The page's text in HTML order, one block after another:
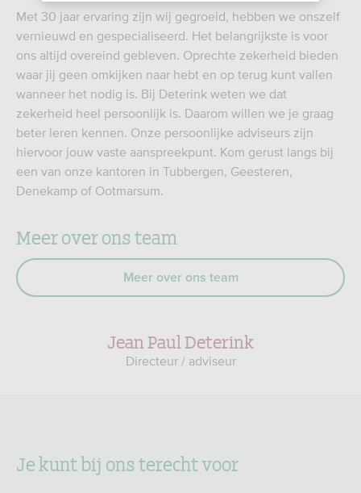
Met 30 jaar ervaring zijn wij gegroeid, hebben we onszelf
vernieuwd en gespecialiseerd. Het belangrijkste is voor
ons altijd overeind gebleven. Oprechte zekerheid bieden
waar jij geen omkijken naar hebt en op terug kunt vallen
wanneer het nodig is. Bij Deterink weten we dat
zekerheid heel persoonlijk is. Daarom willen we je graag
beter leren kennen. Onze persoonlijke adviseurs zijn
hiervoor jouw vaste aanspreekpunt. Kom gerust langs bij
een van onze kantoren in Tubbergen, Geesteren,
Denekamp of Ootmarsum.
Meer over ons team
Meer over ons team
Jean Paul Deterink
Directeur / adviseur
Je kunt bij ons terecht voor